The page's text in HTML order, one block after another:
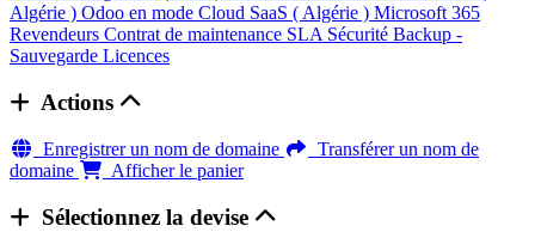
Algérie ) Odoo en mode Cloud SaaS ( Algérie ) Microsoft 365
Revendeurs Contrat de maintenance SLA Sécurité Backup -
Sauvegarde Licences
Actions
Enregistrer un nom de domaine
Transférer un nom de
domaine
Afficher le panier
Sélectionnez la devise